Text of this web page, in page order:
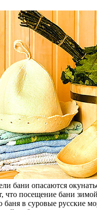
бани опасаются
что посещение бани
баня в суровые русские